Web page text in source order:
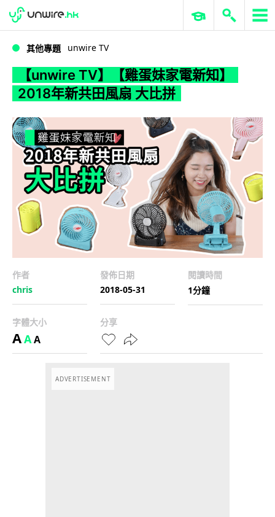
WWDC 2026 ERP 與商業 AI
其他專題 unwire TV
【unwire TV】【雞蛋妹家電新知】
2018年新共田風扇 大比拼
作者
chris
發佈日期
2018-05-31
閱讀時間
1分鐘
字體大小
AAA
分享
ADVERTISEMENT